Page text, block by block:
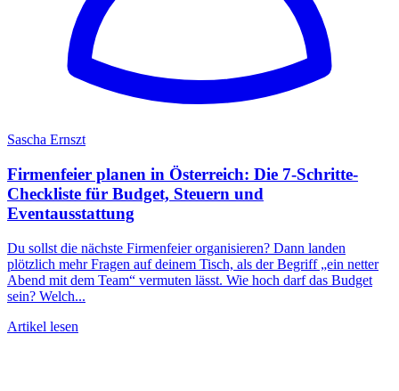
Sascha Ernszt
Firmenfeier planen in Österreich: Die 7-Schritte-
Checkliste für Budget, Steuern und
Eventausstattung
Du sollst die nächste Firmenfeier organisieren? Dann landen
plötzlich mehr Fragen auf deinem Tisch, als der Begriff „ein netter
Abend mit dem Team“ vermuten lässt. Wie hoch darf das Budget
sein? Welch...
Artikel lesen